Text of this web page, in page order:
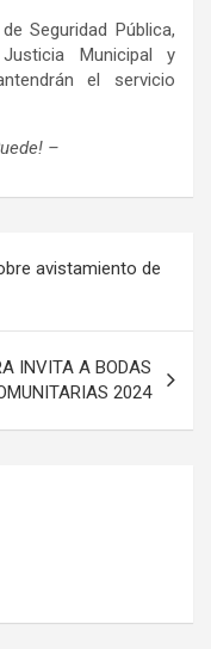
Seguridad Pública,
Municipal y
el servicio
–
avistamiento de
INVITA A BODAS
2024